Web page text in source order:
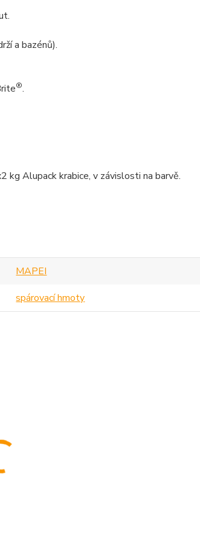
a bazénů).
®.
Alupack krabice, v závislosti na barvě.
MAPEI
spárovací hmoty